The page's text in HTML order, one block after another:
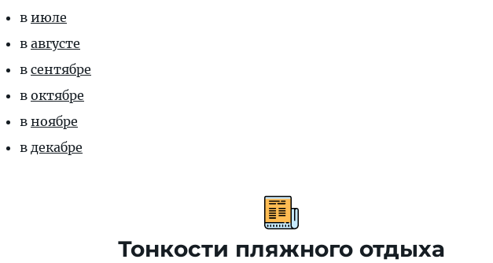
в июле
в августе
в сентябре
в октябре
в ноябре
в декабре
Тонкости пляжного отдыха